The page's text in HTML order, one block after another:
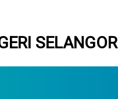
SELANGOR